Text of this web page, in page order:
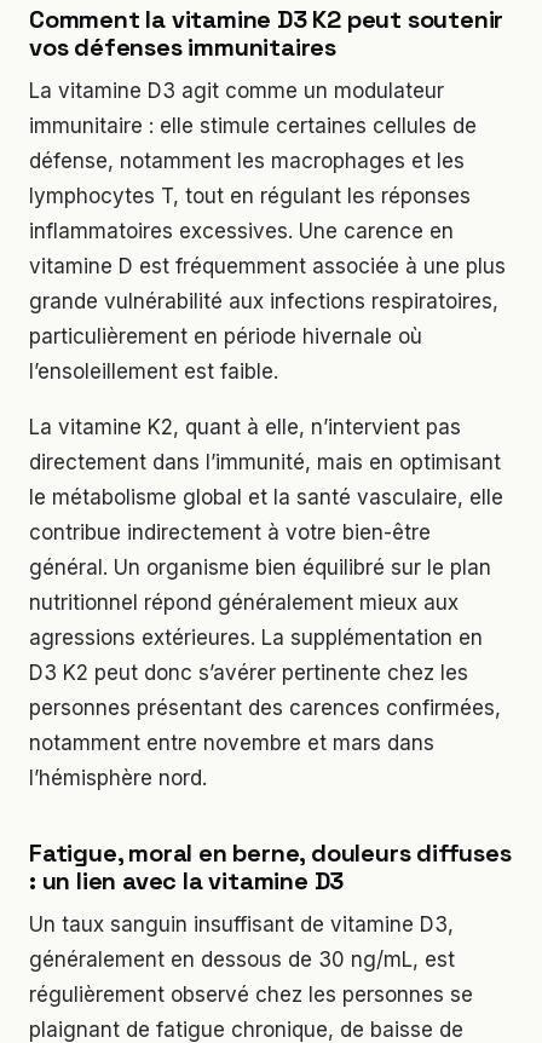
Comment la vitamine D3 K2 peut soutenir
vos défenses immunitaires
La vitamine D3 agit comme un modulateur
immunitaire : elle stimule certaines cellules de
défense, notamment les macrophages et les
lymphocytes T, tout en régulant les réponses
inflammatoires excessives. Une carence en
vitamine D est fréquemment associée à une plus
grande vulnérabilité aux infections respiratoires,
particulièrement en période hivernale où
l’ensoleillement est faible.
La vitamine K2, quant à elle, n’intervient pas
directement dans l’immunité, mais en optimisant
le métabolisme global et la santé vasculaire, elle
contribue indirectement à votre bien-être
général. Un organisme bien équilibré sur le plan
nutritionnel répond généralement mieux aux
agressions extérieures. La supplémentation en
D3 K2 peut donc s’avérer pertinente chez les
personnes présentant des carences confirmées,
notamment entre novembre et mars dans
l’hémisphère nord.
Fatigue, moral en berne, douleurs diffuses
: un lien avec la vitamine D3
Un taux sanguin insuffisant de vitamine D3,
généralement en dessous de 30 ng/mL, est
régulièrement observé chez les personnes se
plaignant de fatigue chronique, de baisse de